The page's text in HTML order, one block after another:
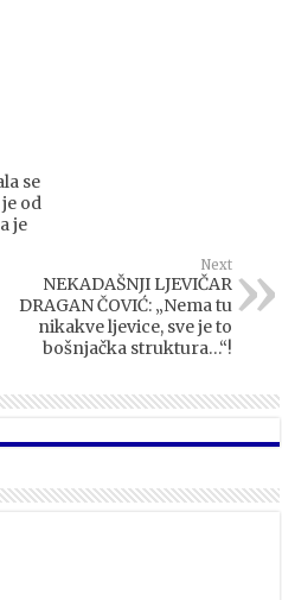
se
od
je
Next
NEKADAŠNJI LJEVIČAR
DRAGAN ČOVIĆ: „Nema tu
nikakve ljevice, sve je to
bošnjačka struktura…“!